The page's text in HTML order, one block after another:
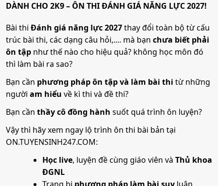
DÀNH CHO 2K9 – ÔN THI ĐÁNH GIÁ NĂNG LỰC 2027!
Bài thi Đánh giá năng lực 2027thay đổi toàn bộ từ cấu
trúc bài thi, các dạng câu hỏi,.... mà bạn chưa biết phải
ôn tập như thế nào cho hiệu quả? không học môn đó
thì làm bài ra sao?
Bạn cần phương pháp ôn tập và làm bài thi từ những
người am hiểu về kì thi và đề thi?
Bạn cần thầy cô đồng hành suốt quá trình ôn luyện?
Vậy thì hãy xem ngay lộ trình ôn thi bài bản tại
ON.TUYENSINH247.COM:
Học live, luyện đề cùng giáo viên và Thủ khoa
ĐGNL